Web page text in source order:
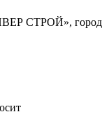
СТРОЙ», город